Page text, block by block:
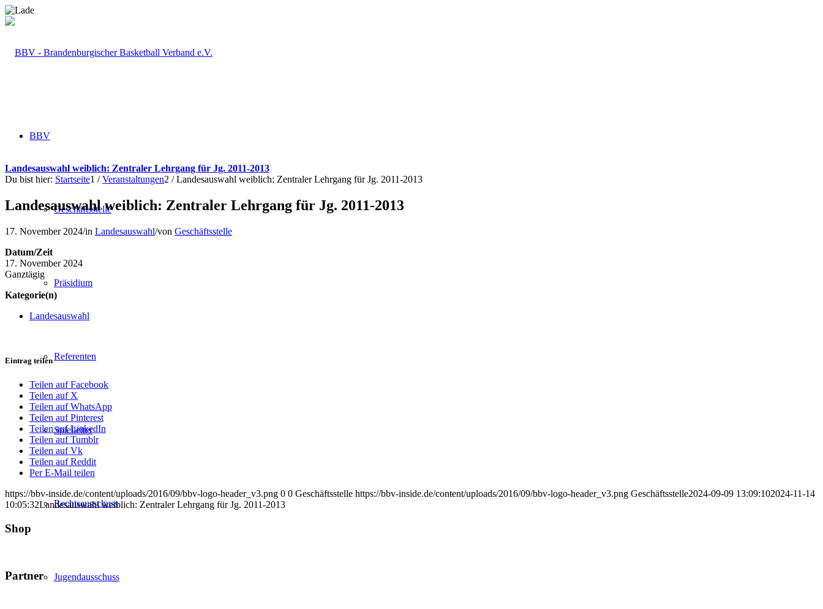
BBV
Geschäftsstelle
Präsidium
Referenten
Spielleiter
Rechtsausschuss
Jugendausschuss
Landesauswahl weiblich: Zentraler Lehrgang für Jg. 2011-2013
Du bist hier: Startseite1 / Veranstaltungen2 / Landesauswahl weiblich: Zentraler Lehrgang für Jg. 2011-2013
Landesauswahl weiblich: Zentraler Lehrgang für Jg. 2011-2013
17. November 2024/in Landesauswahl/von Geschäftsstelle
Datum/Zeit
17. November 2024
Ganztägig
Kategorie(n)
Landesauswahl
Eintrag teilen
Teilen auf Facebook
Teilen auf X
Teilen auf WhatsApp
Teilen auf Pinterest
Teilen auf LinkedIn
Teilen auf Tumblr
Teilen auf Vk
Teilen auf Reddit
Per E-Mail teilen
https://bbv-inside.de/content/uploads/2016/09/bbv-logo-header_v3.png 0 0 Geschäftsstelle https://bbv-inside.de/content/uploads/2016/09/bbv-logo-header_v3.png Geschäftsstelle2024-09-09 13:09:102024-11-14
10:05:32Landesauswahl weiblich: Zentraler Lehrgang für Jg. 2011-2013
Shop
Partner